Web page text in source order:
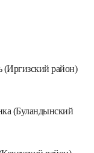
(Иргизский район)
(Буландынский